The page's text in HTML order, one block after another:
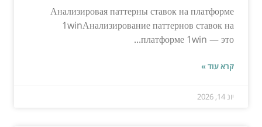
Анализировая паттерны ставок на платформе
1winАнализирование паттернов ставок на
платформе 1win — это...
קרא עוד »
יונ 14, 2026